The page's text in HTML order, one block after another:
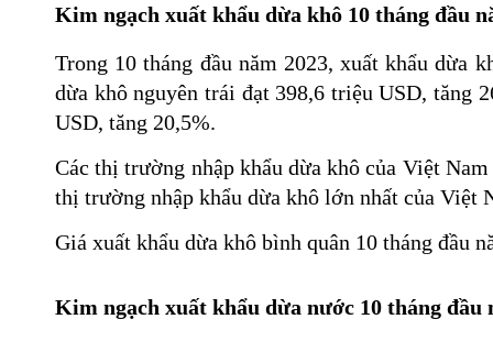
Kim ngạch xuất khẩu dừa khô 10 tháng đầu
Trong 10 tháng đầu năm 2023, xuất khẩu dừa
dừa khô nguyên trái đạt 398,6 triệu USD, tăng
USD, tăng 20,5%.
Các thị trường nhập khẩu dừa khô của Việt
thị trường nhập khẩu dừa khô lớn nhất của Việt
Giá xuất khẩu dừa khô bình quân 10 tháng đầu
Kim ngạch xuất khẩu dừa nước 10 tháng đầu